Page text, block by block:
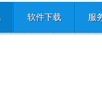
软件下载 服